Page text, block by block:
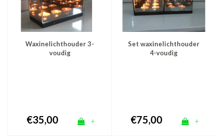
Waxinelichthouder 3-
voudig
€35,00 +
Set waxinelichthouder
4-voudig
€75,00 +